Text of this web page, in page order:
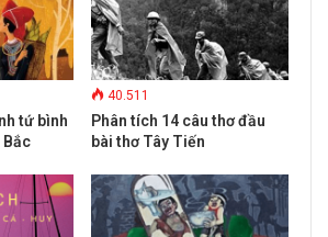
tứ bình
40.511
Phân tích 14 câu thơ đầu
bài thơ Tây Tiến